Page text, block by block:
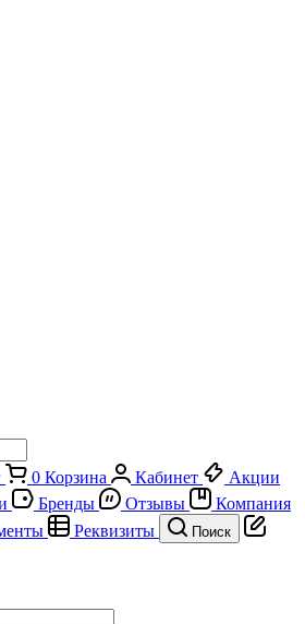
0 Корзина Кабинет
Акции
Бренды Отзывы
Компания
Реквизиты Поиск